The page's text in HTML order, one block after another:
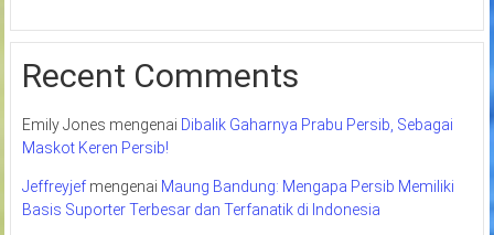
Recent Comments
Emily Jones mengenai Dibalik Gaharnya Prabu Persib, Sebagai
Maskot Keren Persib!
Jeffreyjefmengenai Maung Bandung: Mengapa Persib Memiliki
Basis Suporter Terbesar dan Terfanatik di Indonesia